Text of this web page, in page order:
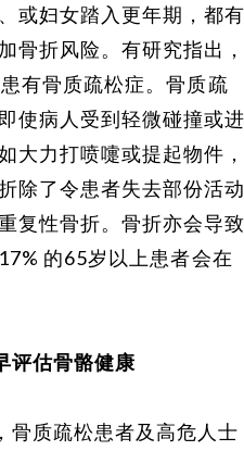
或妇女踏入更年期，都
骨折风险。有研究指出
患有骨质疏松症。骨质疏
使病人受到轻微碰撞或
大力打喷嚏或提起物件
除了令患者失去部份活
复性骨折。骨折亦会导
17% 的65岁以上患者会在
评估骨骼健康
骨质疏松患者及高危人士